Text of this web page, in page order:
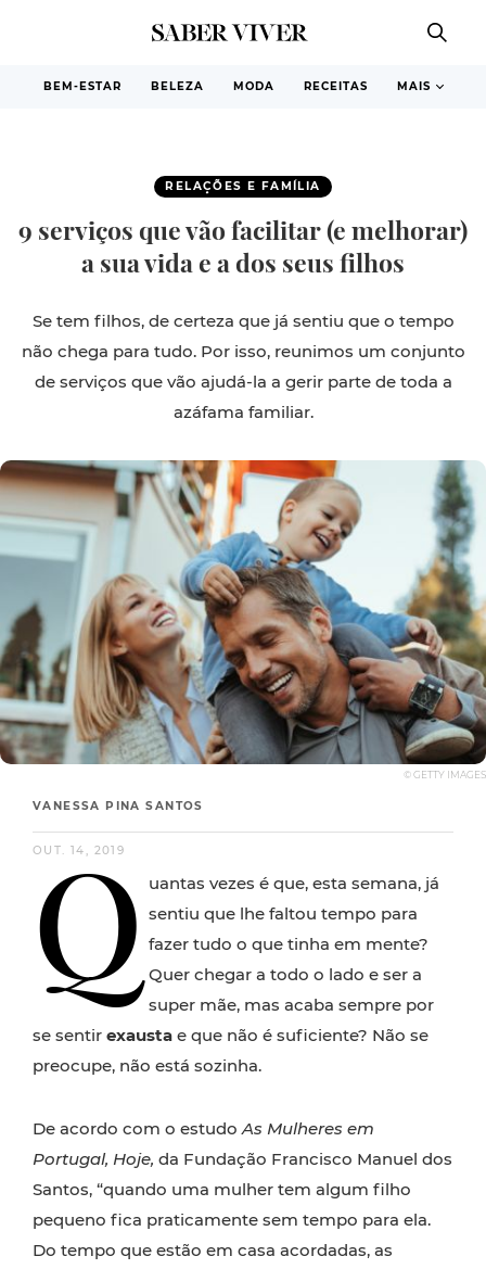
BEM-ESTAR BELEZA MODA RECEITAS MAIS
RELAÇÕES E FAMÍLIA
9 serviços que vão facilitar (e melhorar)
a sua vida e a dos seus filhos
Se tem filhos, de certeza que já sentiu que o tempo
não chega para tudo. Por isso, reunimos um conjunto
de serviços que vão ajudá-la a gerir parte de toda a
azáfama familiar.
© GETTY IMAGES
VANESSA PINA SANTOS
OUT. 14, 2019
Q
uantas vezes é que, esta semana, já
sentiu que lhe faltou tempo para
fazer tudo o que tinha em mente?
Quer chegar a todo o lado e ser a
super mãe, mas acaba sempre por
se sentir exausta e que não é suficiente? Não se
preocupe, não está sozinha.
De acordo com o estudoAs Mulheres em
Portugal, Hoje, da Fundação Francisco Manuel dos
Santos, “quando uma mulher tem algum filho
pequeno fica praticamente sem tempo para ela.
Do tempo que estão em casa acordadas, as